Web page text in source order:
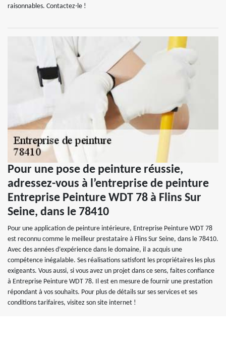
raisonnables. Contactez-le !
Pour une pose de peinture réussie,
adressez-vous à l’entreprise de peinture
Entreprise Peinture WDT 78 à Flins Sur
Seine, dans le 78410
Pour une application de peinture intérieure, Entreprise Peinture WDT 78
est reconnu comme le meilleur prestataire à Flins Sur Seine, dans le 78410.
Avec des années d’expérience dans le domaine, il a acquis une
compétence inégalable. Ses réalisations satisfont les propriétaires les plus
exigeants. Vous aussi, si vous avez un projet dans ce sens, faites confiance
à Entreprise Peinture WDT 78. Il est en mesure de fournir une prestation
répondant à vos souhaits. Pour plus de détails sur ses services et ses
conditions tarifaires, visitez son site internet !